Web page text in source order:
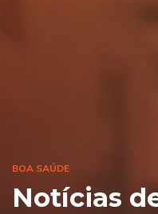
BOA SAÚDE
Notícias